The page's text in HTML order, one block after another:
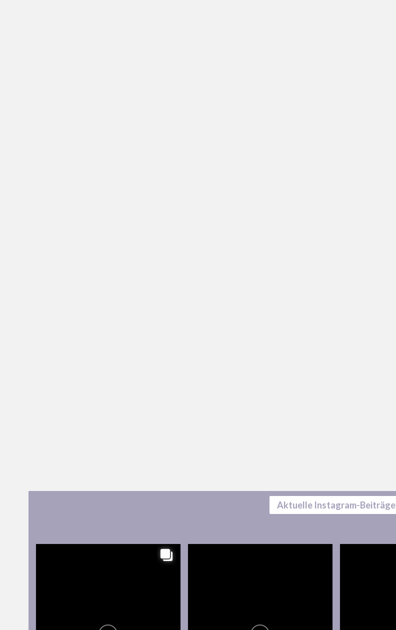
Aktuelle Instagram-Beiträge